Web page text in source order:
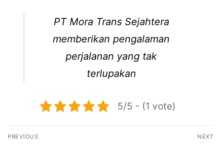
PT Mora Trans Sejahtera
memberikan pengalaman
perjalanan yang tak
terlupakan
5/5 - (1 vote)
Navigasi
PREVIOUS NEXT